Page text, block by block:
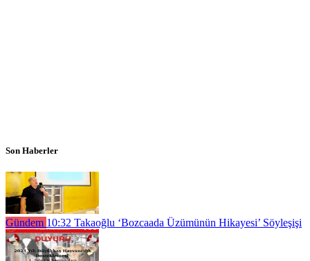
Son Haberler
Gündem 10:32 Takaoğlu ‘Bozcaada Üzümünün Hikayesi’ Söyleşişi